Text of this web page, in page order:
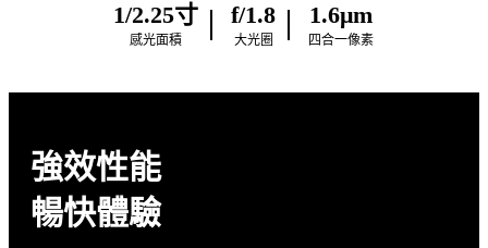
1/2.25寸
感光面積
f/1.8
大光圈
1.6μm
四合一像素
強效性能
暢快體驗